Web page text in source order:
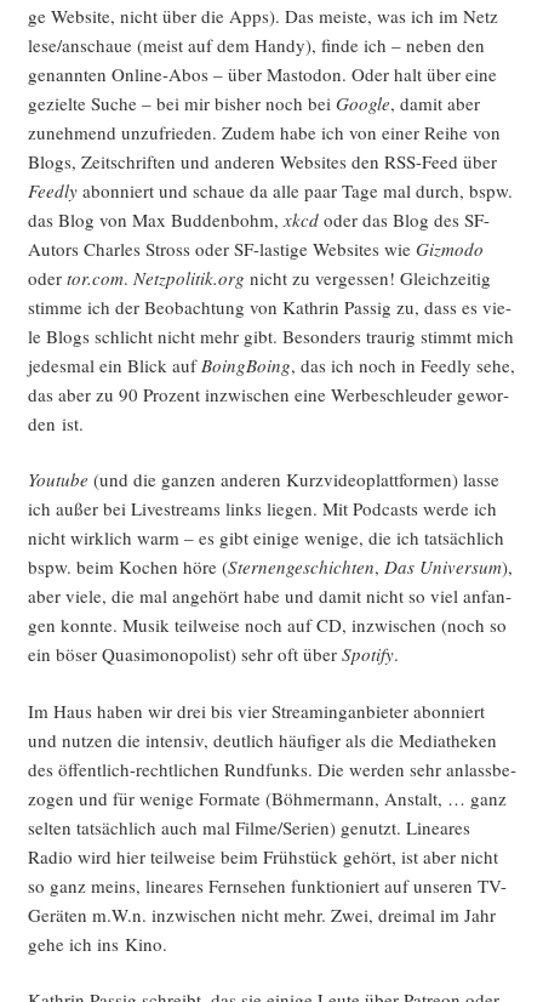
ge Web­site, nicht über die Apps). Das meis­te, was ich im Netz
lese/anschaue (meist auf dem Han­dy), fin­de ich – neben den
genann­ten Online-Abos – über Mast­o­don. Oder halt über eine
geziel­te Suche – bei mir bis­her noch bei Goog­le, damit aber
zuneh­mend unzu­frie­den. Zudem habe ich von einer Rei­he von
Blogs, Zeit­schrif­ten und ande­ren Web­sites den RSS-Feed über
Feed­lyabon­niert und schaue da alle paar Tage mal durch, bspw.
das Blog von Max Bud­den­bohm, xkcd oder das Blog des SF-
Autors Charles Stross oder SF-las­ti­ge Web­sites wie Giz­mo­do
oder tor.com. Netzpolitik.org nicht zu ver­ges­sen! Gleich­zei­tig
stim­me ich der Beob­ach­tung von Kath­rin Pas­sig zu, dass es vie­
le Blogs schlicht nicht mehr gibt. Beson­ders trau­rig stimmt mich
jedes­mal ein Blick auf Boing­Bo­ing, das ich noch in Feed­ly sehe,
das aber zu 90 Pro­zent inzwi­schen eine Wer­be­schleu­der gewor­
den ist.
You­tube (und die gan­zen ande­ren Kurz­vi­deo­platt­for­men) las­se
ich außer bei Live­streams links lie­gen. Mit Pod­casts wer­de ich
nicht wirk­lich warm – es gibt eini­ge weni­ge, die ich tat­säch­lich
bspw. beim Kochen höre (Ster­nen­ge­schich­ten, Das Uni­ver­sum),
aber vie­le, die mal ange­hört habe und damit nicht so viel anfan­
gen konn­te. Musik teil­wei­se noch auf CD, inzwi­schen (noch so
ein böser Qua­si­mo­no­po­list) sehr oft über Spo­ti­fy.
Im Haus haben wir drei bis vier Strea­ming­an­bie­ter abon­niert
und nut­zen die inten­siv, deut­lich häu­fi­ger als die Media­the­ken
des öffent­lich-recht­li­chen Rund­funks. Die wer­den sehr anlass­be­
zo­gen und für weni­ge For­ma­te (Böh­mer­mann, Anstalt, … ganz
sel­ten tat­säch­lich auch mal Filme/Serien) genutzt. Linea­res
Radio wird hier teil­wei­se beim Früh­stück gehört, ist aber nicht
so ganz meins, linea­res Fern­se­hen funk­tio­niert auf unse­ren TV-
Gerä­ten m.W.n. inzwi­schen nicht mehr. Zwei, drei­mal im Jahr
gehe ich ins Kino.